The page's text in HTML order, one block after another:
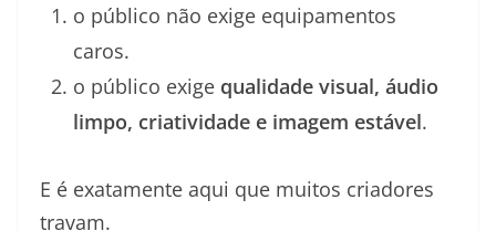
o público não exige equipamentos
caros.
o público exige qualidade visual, áudio
limpo, criatividade e imagem estável.
E é exatamente aqui que muitos criadores
travam.